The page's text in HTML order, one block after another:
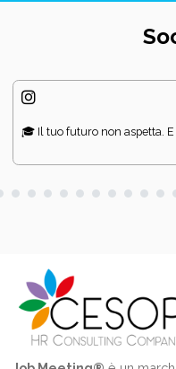
🎓 Il tuo futuro non aspetta.